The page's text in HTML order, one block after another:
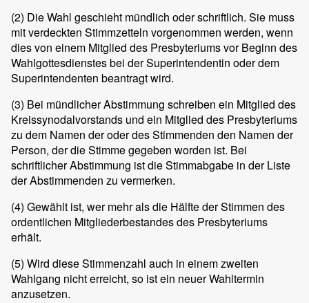
(2) Die Wahl geschieht mündlich oder schriftlich. Sie muss
mit verdeckten Stimmzetteln vorgenommen werden, wenn
dies von einem Mitglied des Presbyteriums vor Beginn des
Wahlgottesdienstes bei der Superintendentin oder dem
Superintendenten beantragt wird.
(3) Bei mündlicher Abstimmung schreiben ein Mitglied des
Kreissynodalvorstands und ein Mitglied des Presbyteriums
zu dem Namen der oder des Stimmenden den Namen der
Person, der die Stimme gegeben worden ist. Bei
schriftlicher Abstimmung ist die Stimmabgabe in der Liste
der Abstimmenden zu vermerken.
(4) Gewählt ist, wer mehr als die Hälfte der Stimmen des
ordentlichen Mitgliederbestandes des Presbyteriums
erhält.
(5) Wird diese Stimmenzahl auch in einem zweiten
Wahlgang nicht erreicht, so ist ein neuer Wahltermin
anzusetzen.